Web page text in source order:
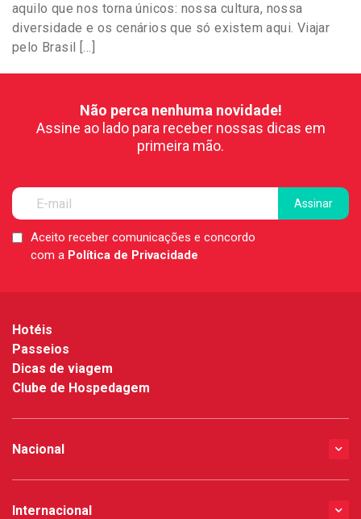
aquilo que nos torna únicos: nossa cultura, nossa
diversidade e os cenários que só existem aqui. Viajar
pelo Brasil […]
Não perca nenhuma novidade!
Assine ao lado para receber nossas dicas em
primeira mão.
LGPDAceito receber comunicações e concordo
com a Política de Privacidade
Hotéis
Passeios
Dicas de viagem
Clube de Hospedagem
Nacional
Internacional